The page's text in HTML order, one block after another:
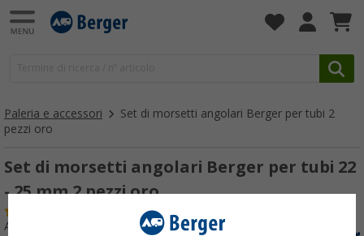
Paleria e accessori
Set di morsetti angolari Berger per tubi 2
pezzi oro
Set di morsetti angolari Berger per tubi 22
- 25 mm 2 pezzi oro
Articolo n: 251380